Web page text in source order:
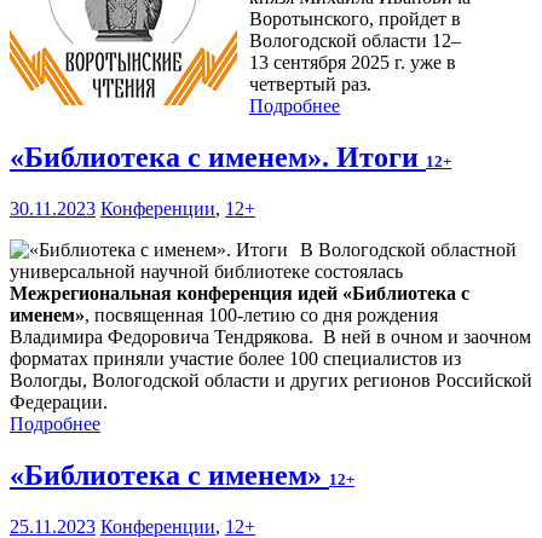
Воротынского, пройдет в
Вологодской области 12–
13 сентября 2025 г. уже в
четвертый раз.
Подробнее
«Библиотека с именем». Итоги 12+
30.11.2023 Конференции, 12+
В Вологодской областной
универсальной научной библиотеке состоялась
Межрегиональная конференция идей «Библиотека с
именем», посвященная 100-летию со дня рождения
Владимира Федоровича Тендрякова. В ней в очном и заочном
форматах приняли участие более 100 специалистов из
Вологды, Вологодской области и других регионов Российской
Федерации.
Подробнее
«Библиотека с именем» 12+
25.11.2023 Конференции, 12+